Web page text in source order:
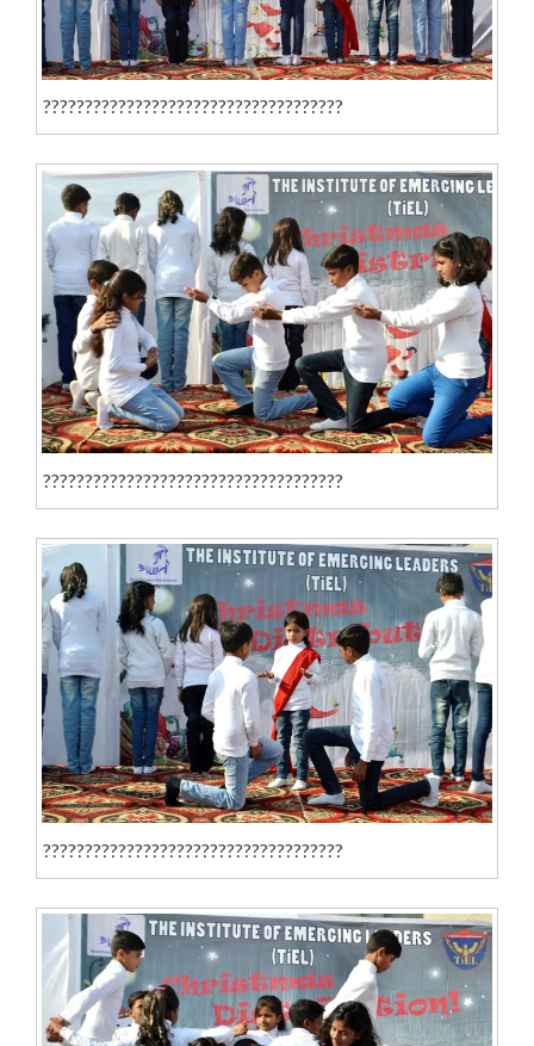
????????????????????????????????????
????????????????????????????????????
????????????????????????????????????